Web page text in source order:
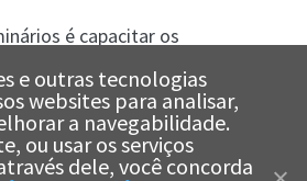
é capacitar os
concursos e vida prática,
de temas […]
Olá!Estamos aqui
e outras tecnologias
websites para analisar,
a navegabilidade.
ou usar os serviços
dele, você concorda